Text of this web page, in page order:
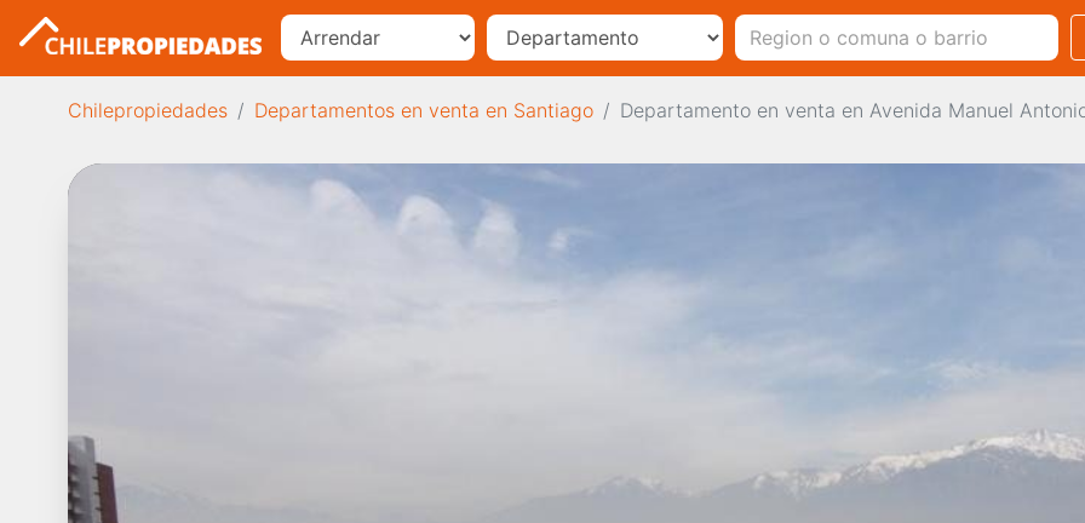
Chilepropiedades Departamentos en venta en Santiago Departamento en venta en Avenida Manuel